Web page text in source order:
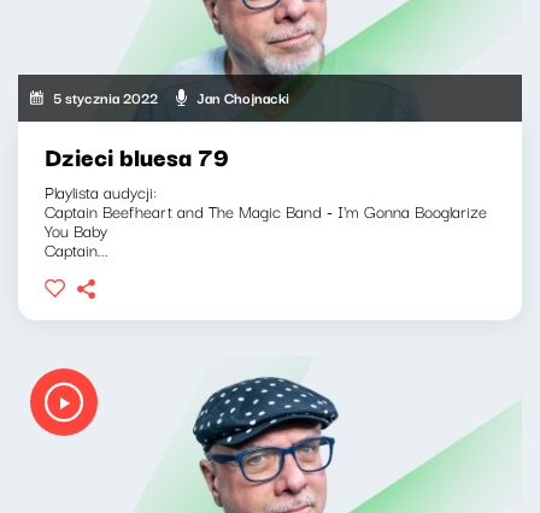
5 stycznia 2022 Jan Chojnacki
Dzieci bluesa 79
Playlista audycji:
Captain Beefheart and The Magic Band - I'm Gonna Booglarize
You Baby
Captain...